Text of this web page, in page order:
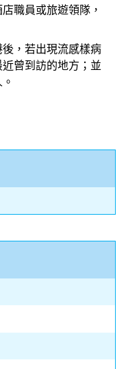
職員或旅遊領隊，
，若出現流感樣病
曾到訪的地方；並